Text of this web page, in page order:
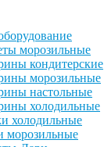
морозильные
кондитерские
морозильные
настольные
холодильные
холодильные
морозильные